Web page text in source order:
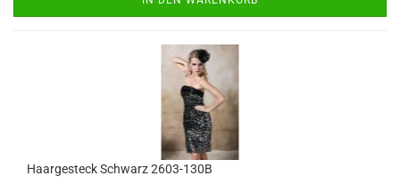
Haargesteck Schwarz 2603-130B